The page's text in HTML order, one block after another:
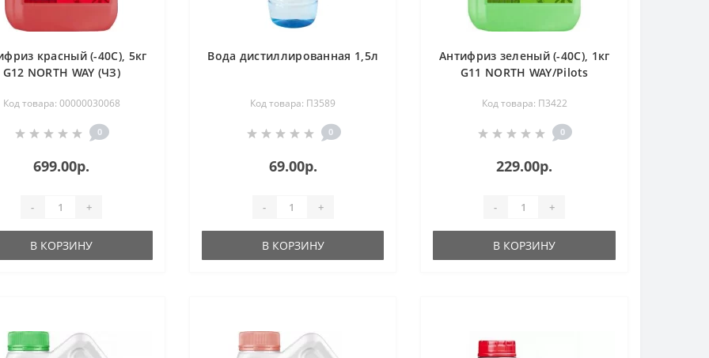
красный (-40С), 5кг
G12 NORTH WAY (ЧЗ)
Код товара: 00000030068
0
699.00р.
- +
В КОРЗИНУ
Вода дистиллированная 1,5л
Код товара: П3589
0
69.00р.
- +
В КОРЗИНУ
Антифриз зеленый (-40С), 1кг
G11 NORTH WAY/Pilots
Код товара: П3422
0
229.00р.
- +
В КОРЗИНУ